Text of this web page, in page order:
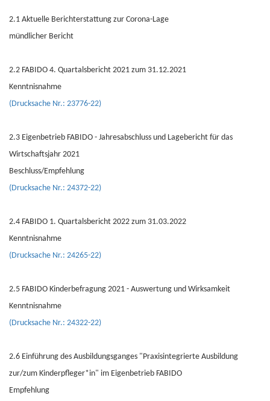
2.1 Aktuelle Berichterstattung zur Corona-Lage
mündlicher Bericht
2.2 FABIDO 4. Quartalsbericht 2021 zum 31.12.2021
Kenntnisnahme
(Drucksache Nr.: 23776-22)
2.3 Eigenbetrieb FABIDO - Jahresabschluss und Lagebericht für das
Wirtschaftsjahr 2021
Beschluss/Empfehlung
(Drucksache Nr.: 24372-22)
2.4 FABIDO 1. Quartalsbericht 2022 zum 31.03.2022
Kenntnisnahme
(Drucksache Nr.: 24265-22)
2.5 FABIDO Kinderbefragung 2021 - Auswertung und Wirksamkeit
Kenntnisnahme
(Drucksache Nr.: 24322-22)
2.6 Einführung des Ausbildungsganges "Praxisintegrierte Ausbildung
zur/zum Kinderpfleger*in" im Eigenbetrieb FABIDO
Empfehlung